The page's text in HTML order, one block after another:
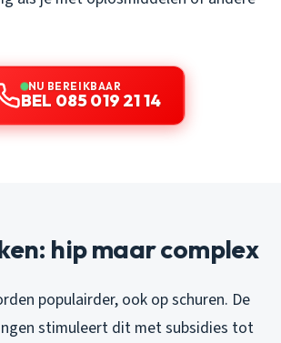
NU BEREIKBAAR
BEL 085 019 21 14
hip maar complex
populairder, ook op schuren. De
stimuleert dit met subsidies tot